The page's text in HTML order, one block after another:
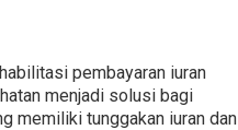
pembayaran iuran
menjadi solusi bagi
memiliki tunggakan iuran dan